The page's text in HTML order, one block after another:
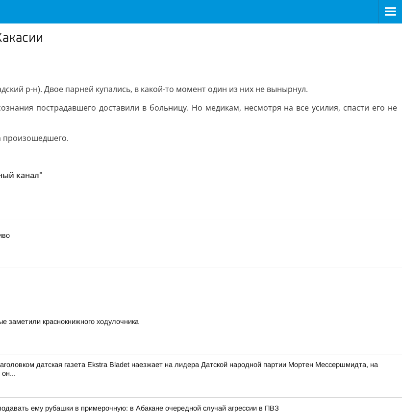
р-н). Двое парней купались, в какой-то момент один из них не вынырнул.
пострадавшего доставили в больницу. Но медикам, несмотря на все усилия, спасти его не
произошедшего.
канал"
заметили краснокнижного ходулочника
датская газета Ekstra Bladet наезжает на лидера Датской народной партии Мортен Мессершмидта, на
он...
ему рубашки в примерочную: в Абакане очередной случай агрессии в ПВЗ